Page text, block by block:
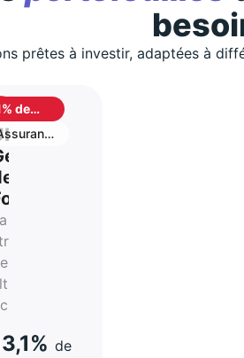
prêtes à investir, adaptées à
de
de